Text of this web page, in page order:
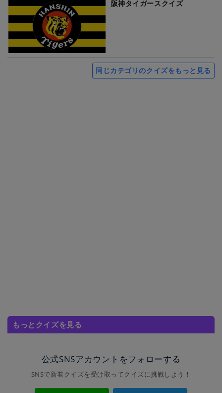
阪神タイガースクイズ
同じカテゴリのクイズをもっと見る
もっとクイズを見る
公式SNSアカウントをフォローする
SNSで新着クイズを受け取ってクイズに挑戦しよう！